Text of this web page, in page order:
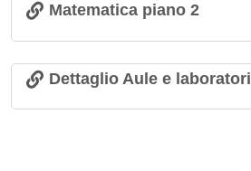
Matematica piano 2
Dettaglio Aule e laboratori